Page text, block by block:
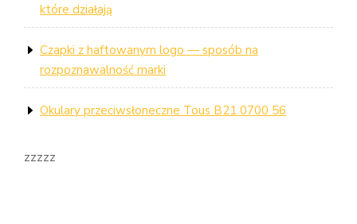
które działają
Czapki z haftowanym logo — sposób na
rozpoznawalność marki
Okulary przeciwsłoneczne Tous B21 0700 56
zzzzz